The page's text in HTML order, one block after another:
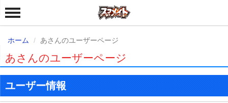
ホーム あさんのユーザーページ
あさんのユーザーページ
ユーザー情報